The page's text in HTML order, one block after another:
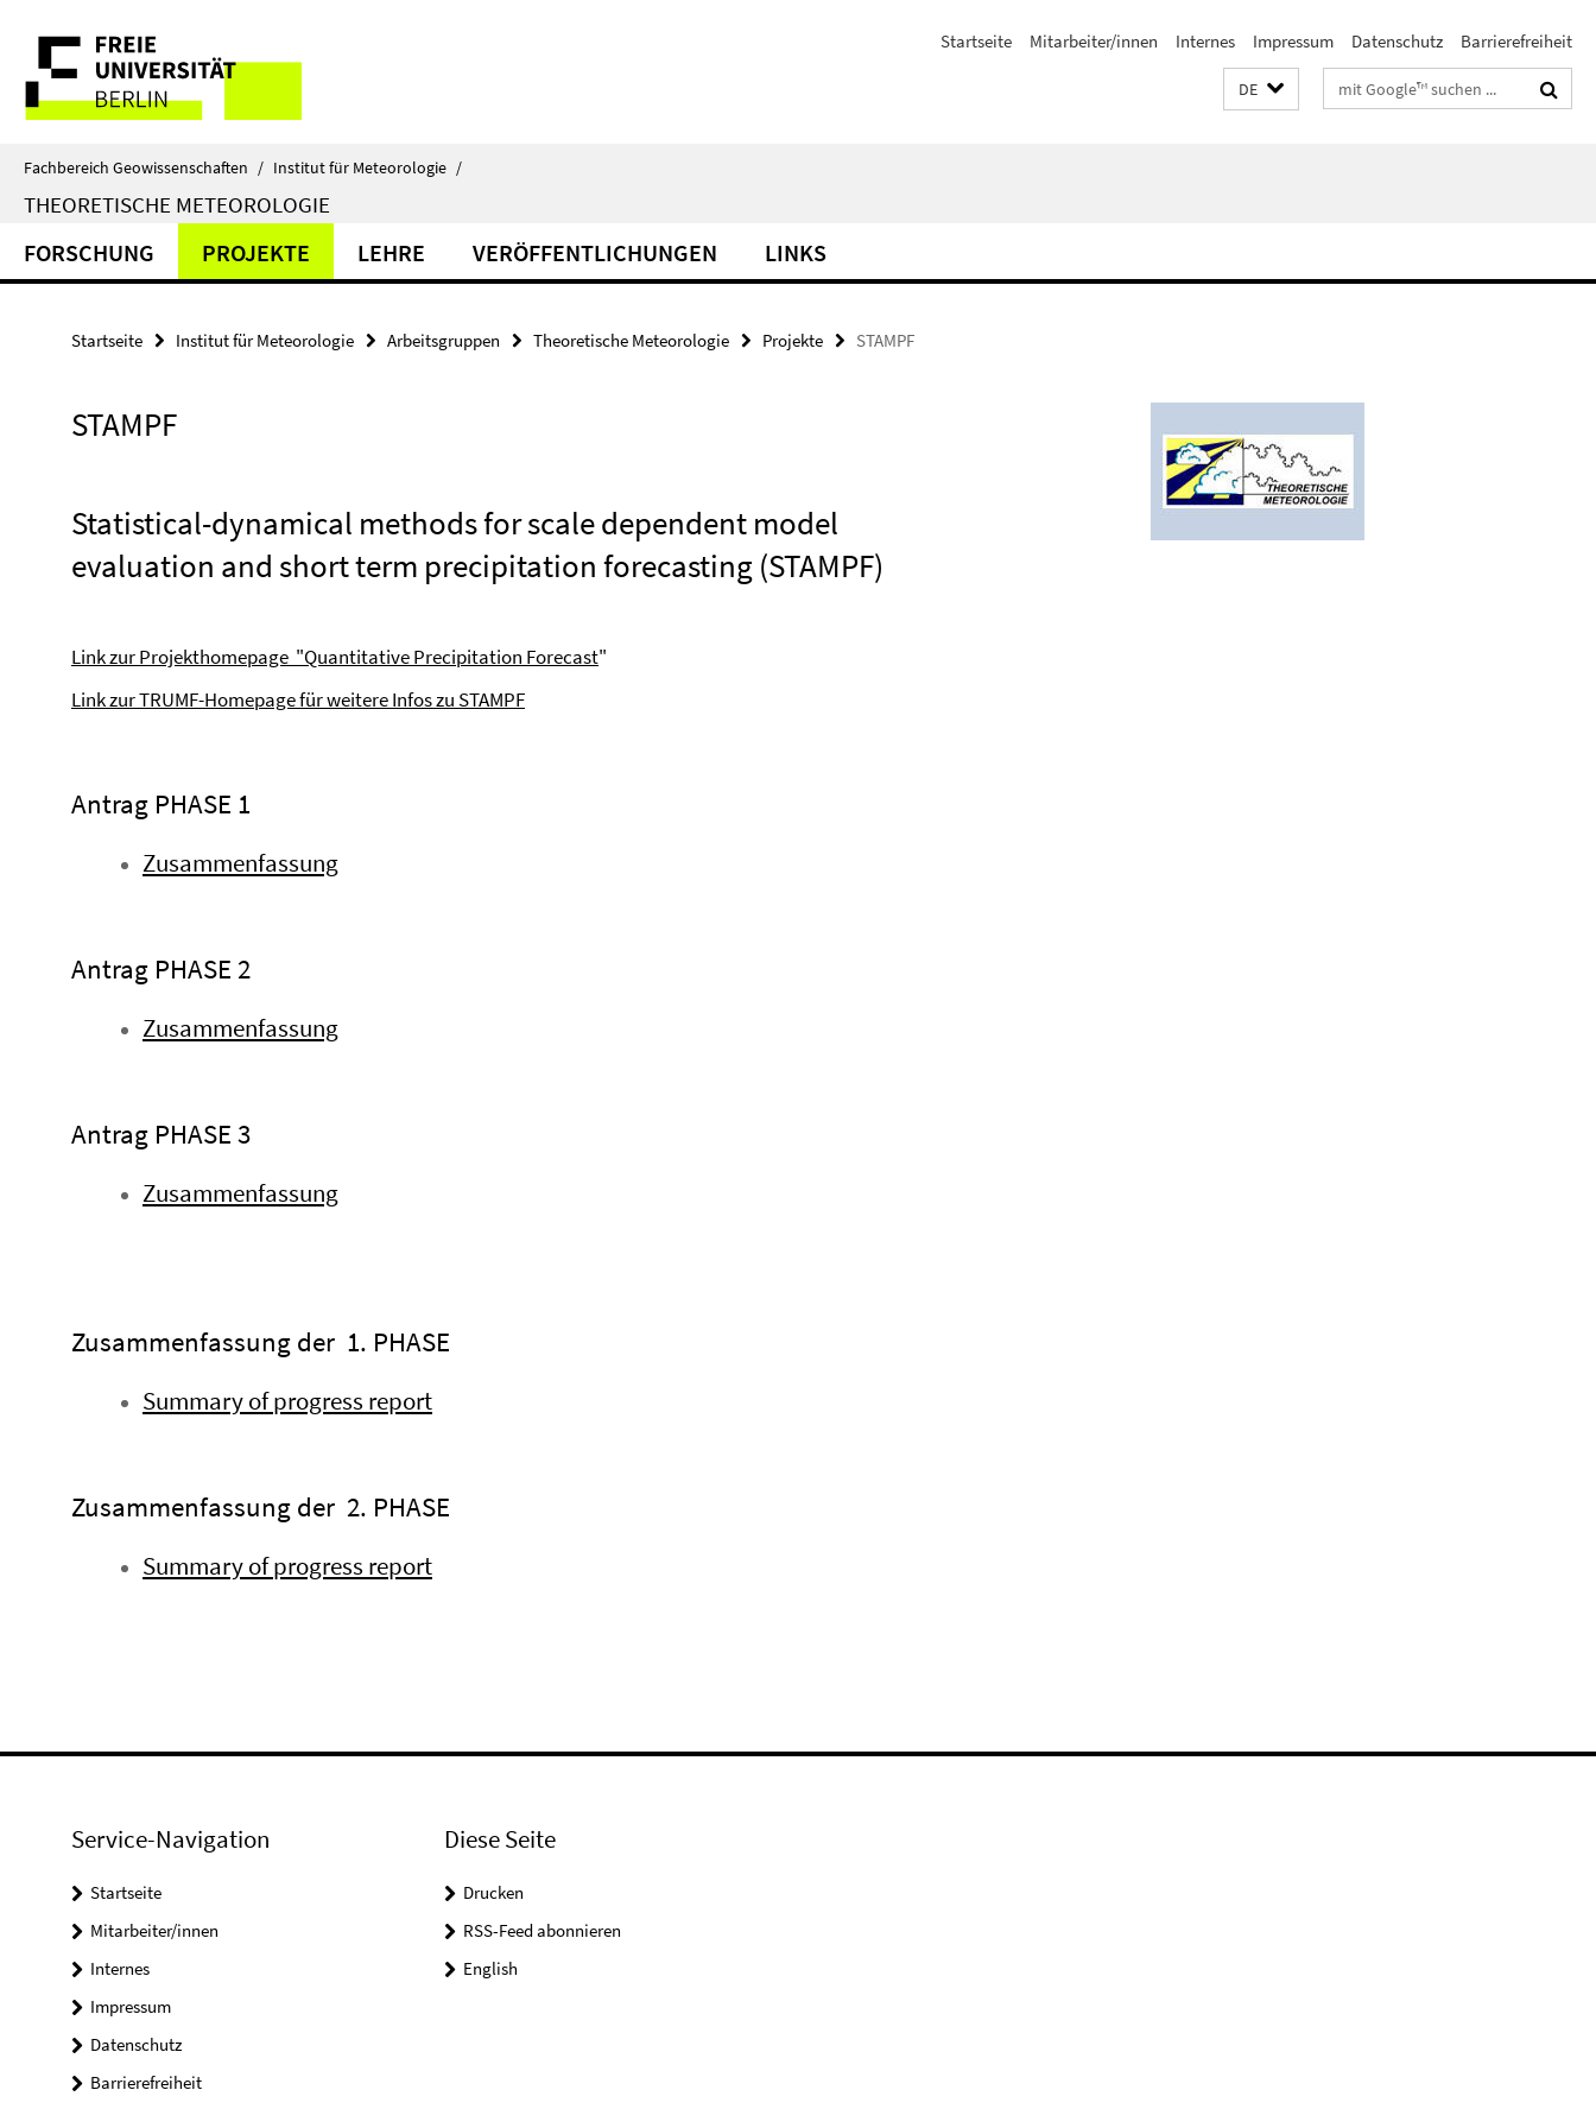
direkt
Inhalt
Service-
Navigation
Startseite Mitarbeiter/innen Internes Impressum Datenschutz Barrierefreiheit
DE Suchbegriffe
Fachbereich Geowissenschaften / Institut für Meteorologie /
THEORETISCHE METEOROLOGIE
FORSCHUNG PROJEKTE LEHRE VERÖFFENTLICHUNGEN LINKS
Startseite Institut für Meteorologie Arbeitsgruppen Theoretische Meteorologie Projekte STAMPF
STAMPF
Statistical-dynamical methods for scale dependent model
evaluation and short term precipitation forecasting (STAMPF)
Link zur Projekthomepage "Quantitative Precipitation Forecast"
Link zur TRUMF-Homepage für weitere Infos zu STAMPF
Antrag PHASE 1
Zusammenfassung
Antrag PHASE 2
Zusammenfassung
Antrag PHASE 3
Zusammenfassung
Zusammenfassung der 1. PHASE
Summary of progress report
Zusammenfassung der 2. PHASE
Summary of progress report
Service-Navigation
Startseite
Mitarbeiter/innen
Internes
Impressum
Datenschutz
Barrierefreiheit
Diese Seite
Drucken
RSS-Feed abonnieren
English